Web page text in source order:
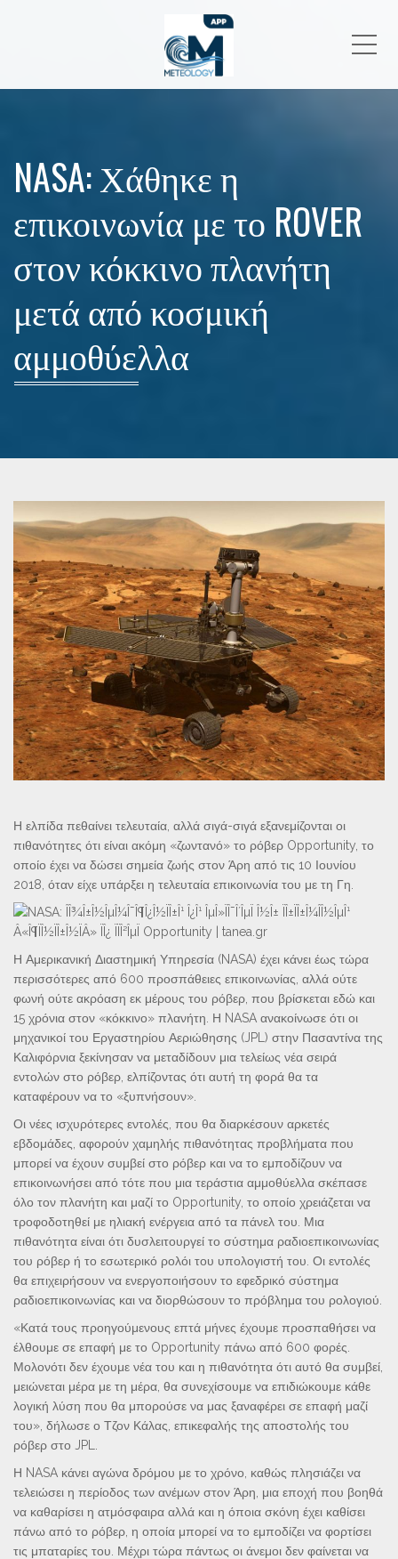
NASA: Χάθηκε η
επικοινωνία με το ROVER
στον κόκκινο πλανήτη
μετά από κοσμική
αμμοθύελλα
Η ελπίδα πεθαίνει τελευταία, αλλά σιγά-σιγά εξανεμίζονται οι
πιθανότητες ότι είναι ακόμη «ζωντανό» το ρόβερ Opportunity, το
οποίο έχει να δώσει σημεία ζωής στον Άρη από τις 10 Ιουνίου
2018, όταν είχε υπάρξει η τελευταία επικοινωνία του με τη Γη.
Η Αμερικανική Διαστημική Υπηρεσία (NASA) έχει κάνει έως τώρα
περισσότερες από 600 προσπάθειες επικοινωνίας, αλλά ούτε
φωνή ούτε ακρόαση εκ μέρους του ρόβερ, που βρίσκεται εδώ και
15 χρόνια στον «κόκκινο» πλανήτη. Η NASA ανακοίνωσε ότι οι
μηχανικοί του Εργαστηρίου Αεριώθησης (JPL) στην Πασαντίνα της
Καλιφόρνια ξεκίνησαν να μεταδίδουν μια τελείως νέα σειρά
εντολών στο ρόβερ, ελπίζοντας ότι αυτή τη φορά θα τα
καταφέρουν να το «ξυπνήσουν».
Οι νέες ισχυρότερες εντολές, που θα διαρκέσουν αρκετές
εβδομάδες, αφορούν χαμηλής πιθανότητας προβλήματα που
μπορεί να έχουν συμβεί στο ρόβερ και να το εμποδίζουν να
επικοινωνήσει από τότε που μια τεράστια αμμοθύελλα σκέπασε
όλο τον πλανήτη και μαζί το Opportunity, το οποίο χρειάζεται να
τροφοδοτηθεί με ηλιακή ενέργεια από τα πάνελ του. Μια
πιθανότητα είναι ότι δυσλειτουργεί το σύστημα ραδιοεπικοινωνίας
του ρόβερ ή το εσωτερικό ρολόι του υπολογιστή του. Οι εντολές
θα επιχειρήσουν να ενεργοποιήσουν το εφεδρικό σύστημα
ραδιοεπικοινωνίας και να διορθώσουν το πρόβλημα του ρολογιού.
«Κατά τους προηγούμενους επτά μήνες έχουμε προσπαθήσει να
έλθουμε σε επαφή με το Opportunity πάνω από 600 φορές.
Μολονότι δεν έχουμε νέα του και η πιθανότητα ότι αυτό θα συμβεί,
μειώνεται μέρα με τη μέρα, θα συνεχίσουμε να επιδιώκουμε κάθε
λογική λύση που θα μπορούσε να μας ξαναφέρει σε επαφή μαζί
του», δήλωσε ο Τζον Κάλας, επικεφαλής της αποστολής του
ρόβερ στο JPL.
Η NASA κάνει αγώνα δρόμου με το χρόνο, καθώς πλησιάζει να
τελειώσει η περίοδος των ανέμων στον Άρη, μια εποχή που βοηθά
να καθαρίσει η ατμόσφαιρα αλλά και η όποια σκόνη έχει καθίσει
πάνω από το ρόβερ, η οποία μπορεί να το εμποδίζει να φορτίσει
τις μπαταρίες του. Μέχρι τώρα πάντως οι άνεμοι δεν φαίνεται να